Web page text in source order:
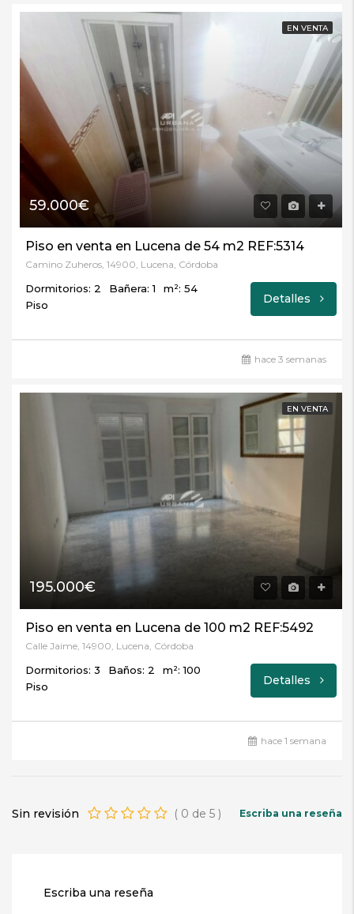
EN VENTA
59.000€
Piso en venta en Lucena de 54 m2 REF:5314
Camino Zuheros, 14900, Lucena, Córdoba
Dormitorios: 2 Bañera: 1
m²: 54
Piso
Detalles
hace 3 semanas
EN VENTA
195.000€
Piso en venta en Lucena de 100 m2 REF:5492
Calle Jaime, 14900, Lucena, Córdoba
Dormitorios: 3 Baños: 2
m²: 100
Piso
Detalles
hace 1 semana
Sin revisión ( 0 de 5 ) Escriba una reseña
Escriba una reseña